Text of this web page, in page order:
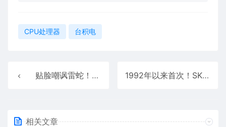
CPU处理器 台积电
贴脸嘲讽雷蛇！烤面包机塞进一台完整 RTX 5060主机：免费送 1992年以来首次！SK海力士超越三星成全球最大内存制造商：HBM是成功关键
相关文章